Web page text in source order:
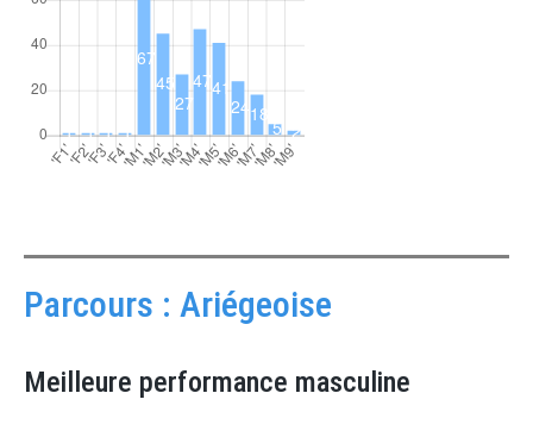
Parcours : Ariégeoise
Meilleure performance masculine